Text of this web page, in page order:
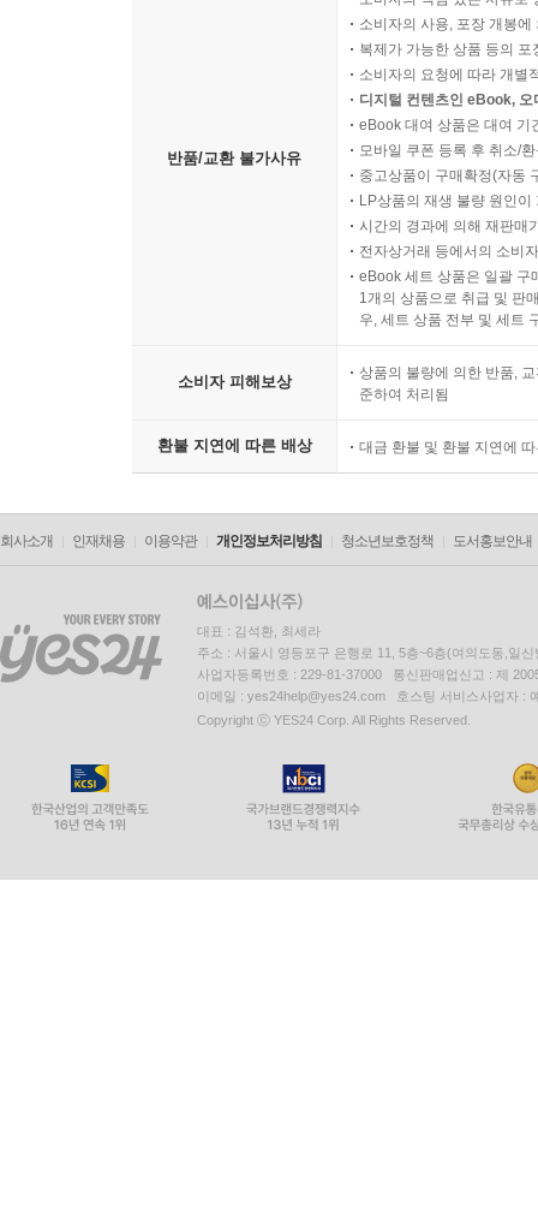
반품/교환 불가사유
소비자의 사용, 포장 개봉
복제가 가능한 상품 등의
소비자의 요청에 따라 개별
디지털 컨텐츠인 eBook,
eBook 대여 상품은 대여 기
모바일 쿠폰 등록 후 취소/
중고상품이 구매확정(자동
LP상품의 재생 불량 원인
시간의 경과에 의해 재판매
전자상거래 등에서의 소비
eBook 세트 상품은 일괄 구
1개의 상품으로 취급 및 판
우, 세트 상품 전부 및 세트
소비자 피해보상
상품의 불량에 의한 반품,
준하여 처리됨
환불 지연에 따른 배상 대금 환불 및 환불 지연에
회사소개 인재채용 이용약관 개인정보처리방침 청소년보호정책 도서홍보안내
대표 : 김석환, 최세라
주소 : 서울시 영등포구 은행로 11, 5층~6층(여의도동,일신
사업자등록번호 : 229-81-37000 통신판매업신고 : 제
이메일 : yes24help@yes24.com 호스팅 서비스사업자 :
Copyright ⓒ YES24 Corp. All Rights Reserved.